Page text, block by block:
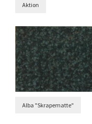
Aktion
Alba "Skrapematte"